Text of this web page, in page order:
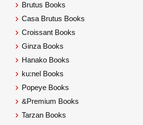
Brutus Books
Casa Brutus Books
Croissant Books
Ginza Books
Hanako Books
ku:nel Books
Popeye Books
&Premium Books
Tarzan Books